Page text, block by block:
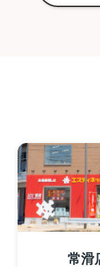
常滑